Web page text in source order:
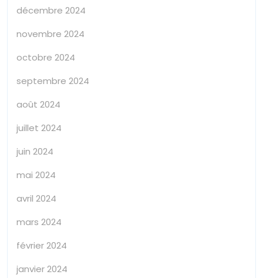
décembre 2024
novembre 2024
octobre 2024
septembre 2024
août 2024
juillet 2024
juin 2024
mai 2024
avril 2024
mars 2024
février 2024
janvier 2024